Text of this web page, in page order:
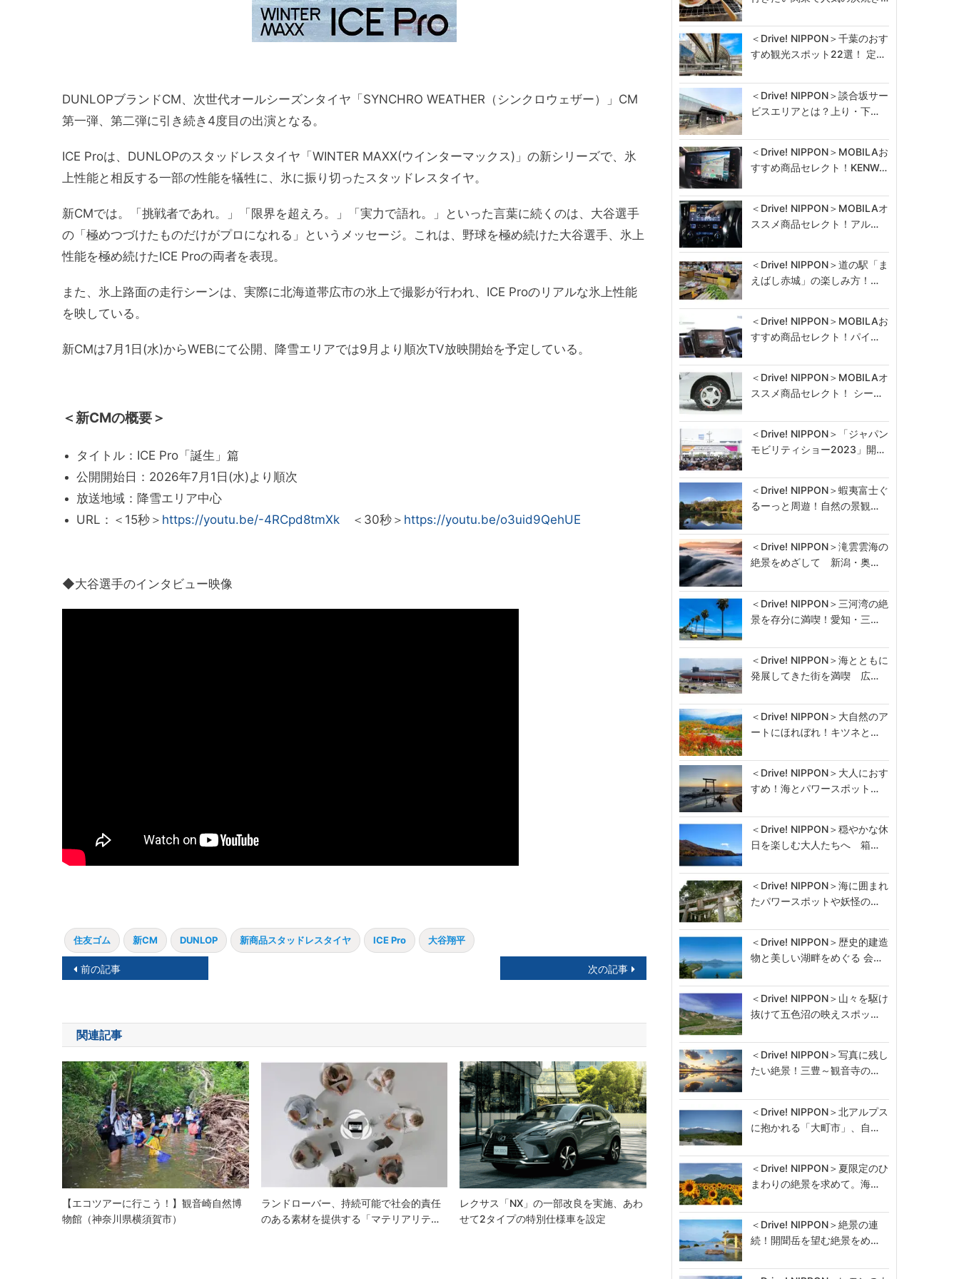
DUNLOPブランドCM、次世代オールシーズンタイヤ「SYNCHRO WEATHER（シンクロウェザー）」CM
第一弾、第二弾に引き続き4度目の出演となる。
ICE Proは、DUNLOPのスタッドレスタイヤ「WINTER MAXX(ウインターマックス)」の新シリーズで、氷
上性能と相反する一部の性能を犠牲に、氷に振り切ったスタッドレスタイヤ。
新CMでは。「挑戦者であれ。」「限界を超えろ。」「実力で語れ。」といった言葉に続くのは、大谷選手
の「極めつづけたものだけがプロになれる」というメッセージ。これは、野球を極め続けた大谷選手、氷上
性能を極め続けたICE Proの両者を表現。
また、氷上路面の走行シーンは、実際に北海道帯広市の氷上で撮影が行われ、ICE Proのリアルな氷上性能
を映している。
新CMは7月1日(水)からWEBにて公開、降雪エリアでは9月より順次TV放映開始を予定している。
＜新CMの概要＞
タイトル：ICE Pro「誕生」篇
公開開始日：2026年7月1日(水)より順次
放送地域：降雪エリア中心
URL：＜15秒＞ https://youtu.be/-4RCpd8tmXk ＜30秒＞ https://youtu.be/o3uid9QehUE
◆大谷選手のインタビュー映像
住友ゴム 新CM DUNLOP 新商品スタッドレスタイヤ ICE Pro 大谷翔平
投
ナ
ビ
ゲ
ー
シ
ョ
ン
前の記事 次の記事
関連記事
【エコツアーに行こう！】観音崎自然博
物館（神奈川県横須賀市）
ランドローバー、持続可能で社会的責任
のある素材を提供する「マテリアリテ…
レクサス「NX」の一部改良を実施、あわ
せて2タイプの特別仕様車を設定
＜Drive! NIPPON＞千葉のおす
すめ観光スポット22選！ 定…
＜Drive! NIPPON＞談合坂サー
ビスエリアとは？上り・下…
＜Drive! NIPPON＞MOBILAお
すすめ商品セレクト！KENW…
＜Drive! NIPPON＞MOBILAオ
ススメ商品セレクト！アル…
＜Drive! NIPPON＞道の駅「ま
えばし赤城」の楽しみ方！…
＜Drive! NIPPON＞MOBILAお
すすめ商品セレクト！パイ…
＜Drive! NIPPON＞MOBILAオ
ススメ商品セレクト！ シー…
＜Drive! NIPPON＞「ジャパン
モビリティショー2023」開…
＜Drive! NIPPON＞蝦夷富士ぐ
るーっと周遊！自然の景観…
＜Drive! NIPPON＞滝雲雲海の
絶景をめざして 新潟・奥…
＜Drive! NIPPON＞三河湾の絶
景を存分に満喫！愛知・三…
＜Drive! NIPPON＞海とともに
発展してきた街を満喫 広…
＜Drive! NIPPON＞大自然のア
ートにほれぼれ！キツネと…
＜Drive! NIPPON＞大人におす
すめ！海とパワースポット…
＜Drive! NIPPON＞穏やかな休
日を楽しむ大人たちへ 箱…
＜Drive! NIPPON＞海に囲まれ
たパワースポットや妖怪の…
＜Drive! NIPPON＞歴史的建造
物と美しい湖畔をめぐる 会…
＜Drive! NIPPON＞山々を駆け
抜けて五色沼の映えスポッ…
＜Drive! NIPPON＞写真に残し
たい絶景！三豊～観音寺の…
＜Drive! NIPPON＞北アルプス
に抱かれる「大町市」、自…
＜Drive! NIPPON＞夏限定のひ
まわりの絶景を求めて。海…
＜Drive! NIPPON＞絶景の連
続！開聞岳を望む絶景をめ…